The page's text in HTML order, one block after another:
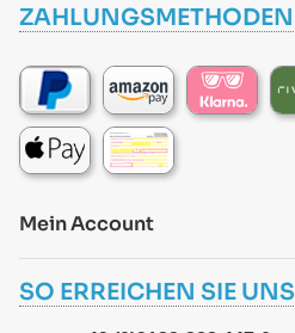
ZAHLUNGSMETHODEN
Mein Account
SO ERREICHEN SIE UNS